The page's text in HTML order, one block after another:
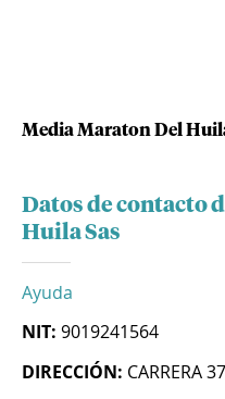
Media Maraton Del
Datos de contacto
Huila Sas
Ayuda
NIT: 9019241564
DIRECCIÓN: CARRERA